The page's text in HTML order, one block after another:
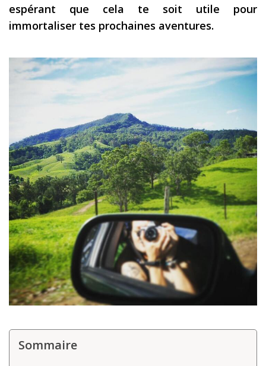
Le logement en voyage
Assurance voyage !
LA carte bancaire
voyage !
Louer une voiture !
Mes guides voyage
L’auteur
espérant que cela te soit utile pour
immortaliser tes prochaines aventures.
Sommaire